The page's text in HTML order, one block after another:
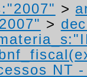
>
>
NT